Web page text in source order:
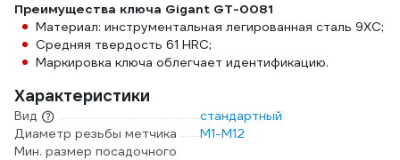
Преимущества ключа Gigant GT-0081
Материал: инструментальная легированная сталь 9ХС;
Средняя твердость 61 HRC;
Маркировка ключа облегчает идентификацию.
Характеристики
Вид
стандартный
Диаметр резьбы метчика
M1-M12
Мин. размер посадочного